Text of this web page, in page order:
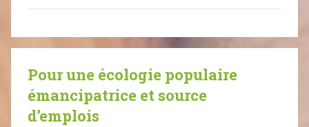
Pour une écologie populaire
émancipatrice et source
d’emplois